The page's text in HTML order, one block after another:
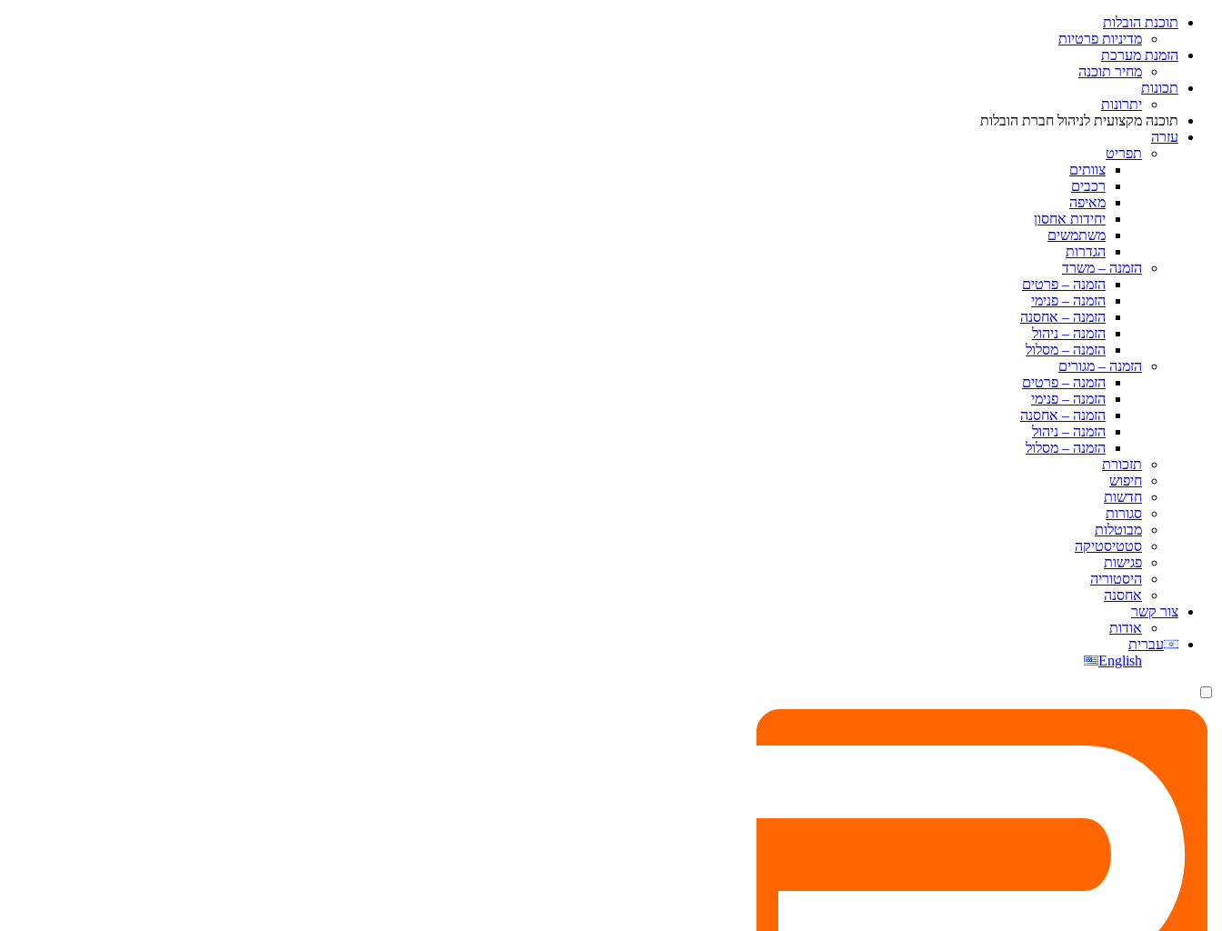
תוכנת הובלות
מדיניות פרטיות
הזמנת מערכת
מחיר תוכנה
תכונות
יתרונות
תוכנה מקצועית לניהול חברת הובלות
עזרה
תפריט
צוותים
רכבים
מאיפה
יחידות אחסון
משתמשים
הגדרות
הזמנה – משרד
הזמנה – פרטים
הזמנה – פנימי
הזמנה – אחסנה
הזמנה – ניהול
הזמנה – מסלול
הזמנה – מגורים
הזמנה – פרטים
הזמנה – פנימי
הזמנה – אחסנה
הזמנה – ניהול
הזמנה – מסלול
תזכורת
חיפוש
חדשות
סגורות
מבוטלות
סטטיסטיקה
פגישות
היסטוריה
אחסנה
צור קשר
אודות
עברית
English